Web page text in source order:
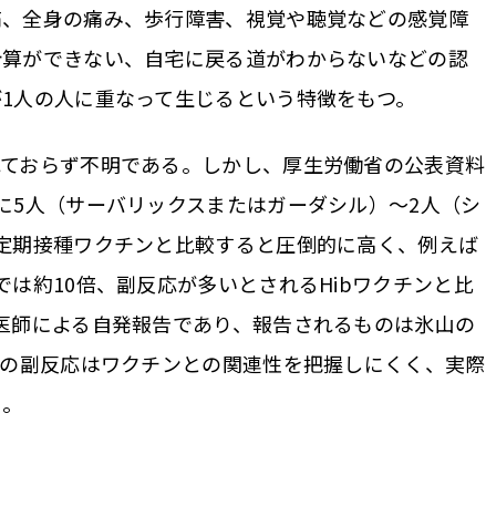
全身の痛み、歩行障害、視覚や聴覚などの感覚障
ができない、自宅に戻る道がわからないなどの認
の人に重なって生じるという特徴をもつ。
おらず不明である。しかし、厚生労働省の公表資料
人（サーバリックスまたはガーダシル）～2人（シ
期接種ワクチンと比較すると圧倒的に高く、例えば
は約10倍、副反応が多いとされるHibワクチンと比
による自発報告であり、報告されるものは氷山の
副反応はワクチンとの関連性を把握しにくく、実際